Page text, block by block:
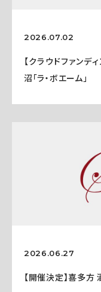
2026.07.02
【クラウドファン
沼「ラ・ボエーム」
2026.06.27
【開催決定】喜多方